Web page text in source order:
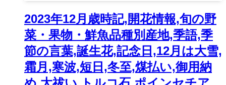
2023年12月歳時記,開花情報,旬の野
菜・果物・鮮魚品種別産地,季語,季
節の言葉,誕生花,記念日,12月は大雪,
霜月,寒波,短日,冬至,煤払い,御用納